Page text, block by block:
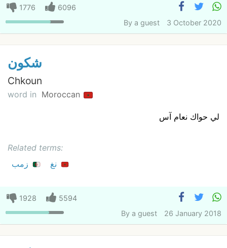
1776
6096
By a guest 3 October 2020
شكون
Chkoun
word in Moroccan
لي حواك نعام آس
Related terms:
زمب
نغ
1928
5594
By a guest 26 January 2018